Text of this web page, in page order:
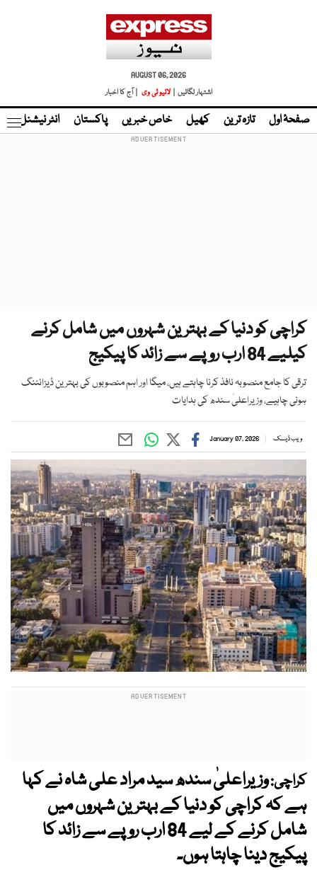
AUGUST 06, 2026
اشتہار لگائیں |
لائیو ٹی وی | آج کا اخبار
صفحۂ اول تازہ ترین کھیل خاص خبریں پاکستان انٹر نیشنل
کراچی کو دنیا کے بہترین شہروں میں شامل کرنے
کیلیے 84 ارب روپے سے زائد کا پیکیج
ترقی کا جامع منصوبہ نافذ کرنا چاہتے ہیں، میگا اور اہم منصوبوں کی بہترین ڈیزائننگ
ہونی چاہیے، وزیراعلیٰ سندھ کی ہدایات
ویب ڈیسک January 07, 2026
کراچی:وزیراعلیٰ سندھ سید مراد علی شاہ نے کہا
ہے کہ کراچی کو دنیا کے بہترین شہروں میں
شامل کرنے کے لیے 84 ارب روپے سے زائد کا
پیکیج دینا چاہتا ہوں۔